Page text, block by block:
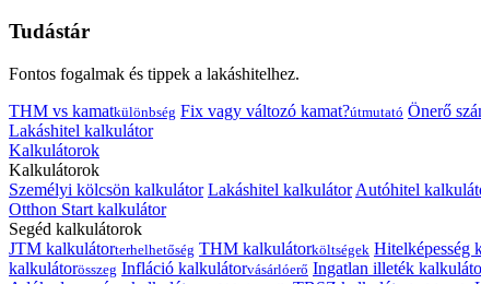
Tudástár
Fontos fogalmak és tippek a lakáshitelhez.
THM vs kamatkülönbség Fix vagy változó kamat?útmutató Önerő
Lakáshitel kalkulátor
Kalkulátorok
Kalkulátorok
Személyi kölcsön kalkulátor Lakáshitel kalkulátor Autóhitel
Otthon Start kalkulátor
Segéd kalkulátorok
JTM kalkulátorterhelhetőség THM kalkulátorköltségek Hitelképesség
kalkulátorösszeg Infláció kalkulátorvásárlóerő Ingatlan illeték